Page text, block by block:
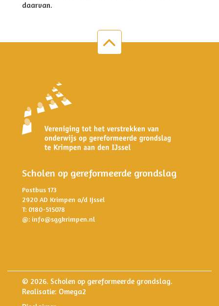
daarvan.
Scholen op gereformeerde grondslag
Postbus 173
2920 AD Krimpen a/d IJssel
T: 0180-515078
@: info@sggkrimpen.nl
© 2026. Scholen op gereformeerde grondslag.
Realisatie: Omega2